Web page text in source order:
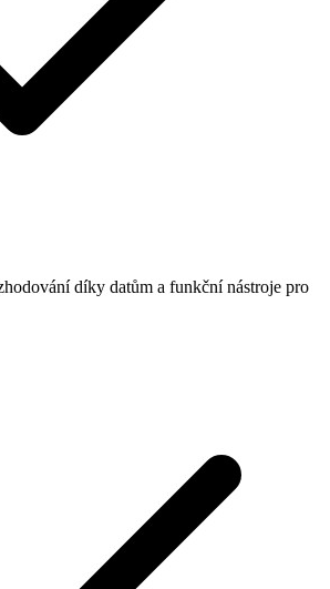
díky datům a funkční nástroje pro